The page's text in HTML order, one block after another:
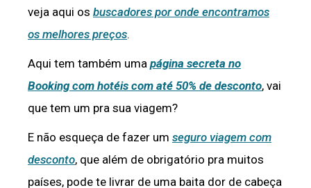
veja aqui os buscadores por onde encontramos
os melhores preços.
Aqui tem também uma página secreta no
Booking com hotéis com até 50% de desconto, vai
que tem um pra sua viagem?
E não esqueça de fazer um seguro viagem com
desconto, que além de obrigatório pra muitos
países, pode te livrar de uma baita dor de cabeça